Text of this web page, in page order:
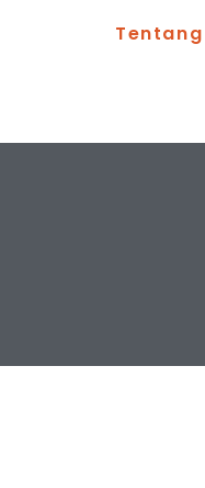
Tentang